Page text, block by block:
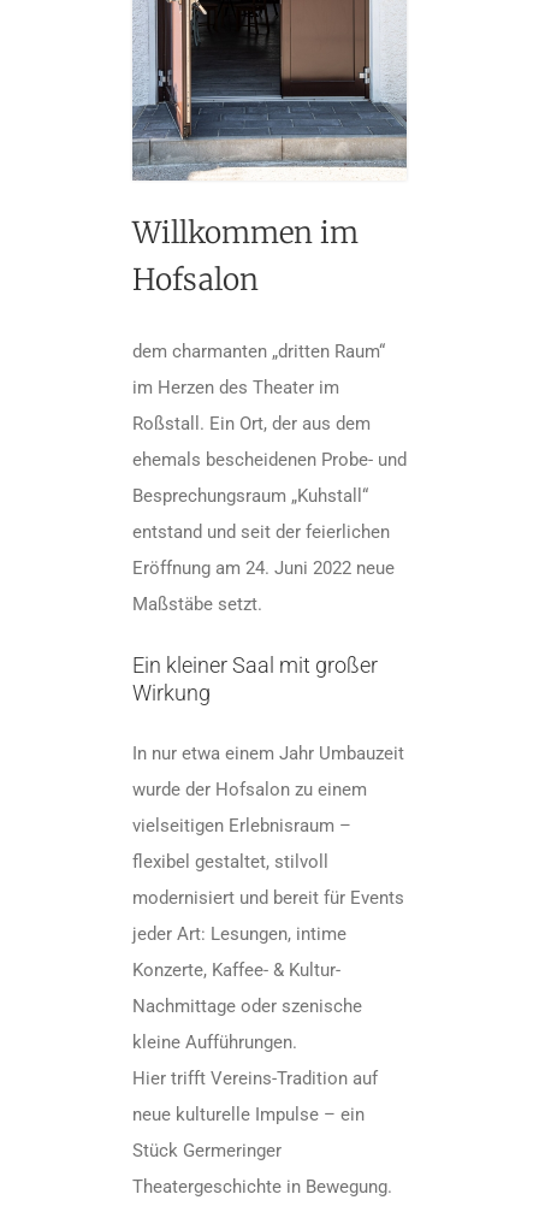
Willkommen im
Hofsalon
dem charmanten „dritten Raum“
im Herzen des Theater im
Roßstall. Ein Ort, der aus dem
ehemals bescheidenen Probe- und
Besprechungsraum „Kuhstall“
entstand und seit der feierlichen
Eröffnung am 24. Juni 2022 neue
Maßstäbe setzt.
Ein kleiner Saal mit großer
Wirkung
In nur etwa einem Jahr Umbauzeit
wurde der Hofsalon zu einem
vielseitigen Erlebnisraum –
flexibel gestaltet, stilvoll
modernisiert und bereit für Events
jeder Art: Lesungen, intime
Konzerte, Kaffee- & Kultur-
Nachmittage oder szenische
kleine Aufführungen.
Hier trifft Vereins-Tradition auf
neue kulturelle Impulse – ein
Stück Germeringer
Theatergeschichte in Bewegung.